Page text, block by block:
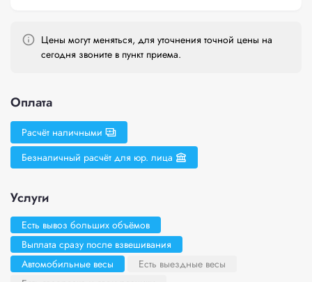
Цены могут меняться, для уточнения точной цены на
сегодня звоните в пункт приема.
Оплата
Расчёт наличными
Безналичный расчёт для юр. лица
Услуги
Есть вывоз больших объёмов
Выплата сразу после взвешивания
Автомобильные весы
Есть выездные весы